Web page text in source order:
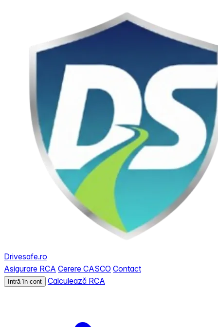
Drivesafe.ro
Asigurare RCA Cerere CASCO Contact
Intră în cont Calculează RCA